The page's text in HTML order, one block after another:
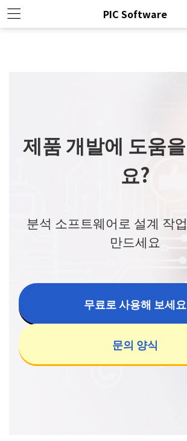
PIC Software
제품 개발에 도움
요?
분석 소프트웨어로 설계 작
만드세요
무료로 사용해 보세요
문의 양식